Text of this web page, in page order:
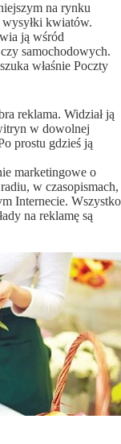
na rynku
kwiatów.
ją wśród
samochodowych.
właśnie Poczty
reklama. Widział ją
w dowolnej
prostu gdzieś ją
marketingowe o
w czasopismach,
Internecie. Wszystko
na reklamę są